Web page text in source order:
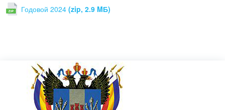
Годовой 2024 (zip, 2.9 MБ)